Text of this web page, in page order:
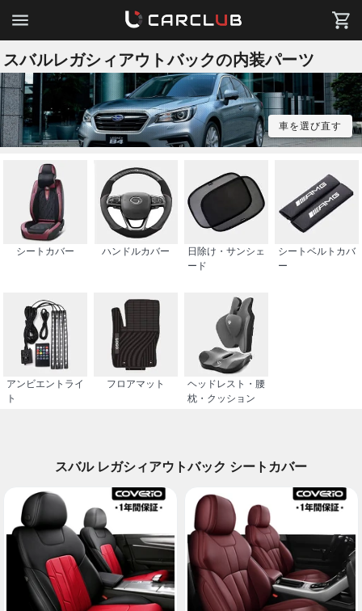
スバルレガシィアウトバックの内装パーツ
車を選び直す
シートカバー ハンドルカバー
日除け・サンシェ
ード
シートベルトカバ
ー
アンビエントライ
ト
フロアマット
ヘッドレスト・腰
枕・クッション
スバル レガシィアウトバック シートカバー